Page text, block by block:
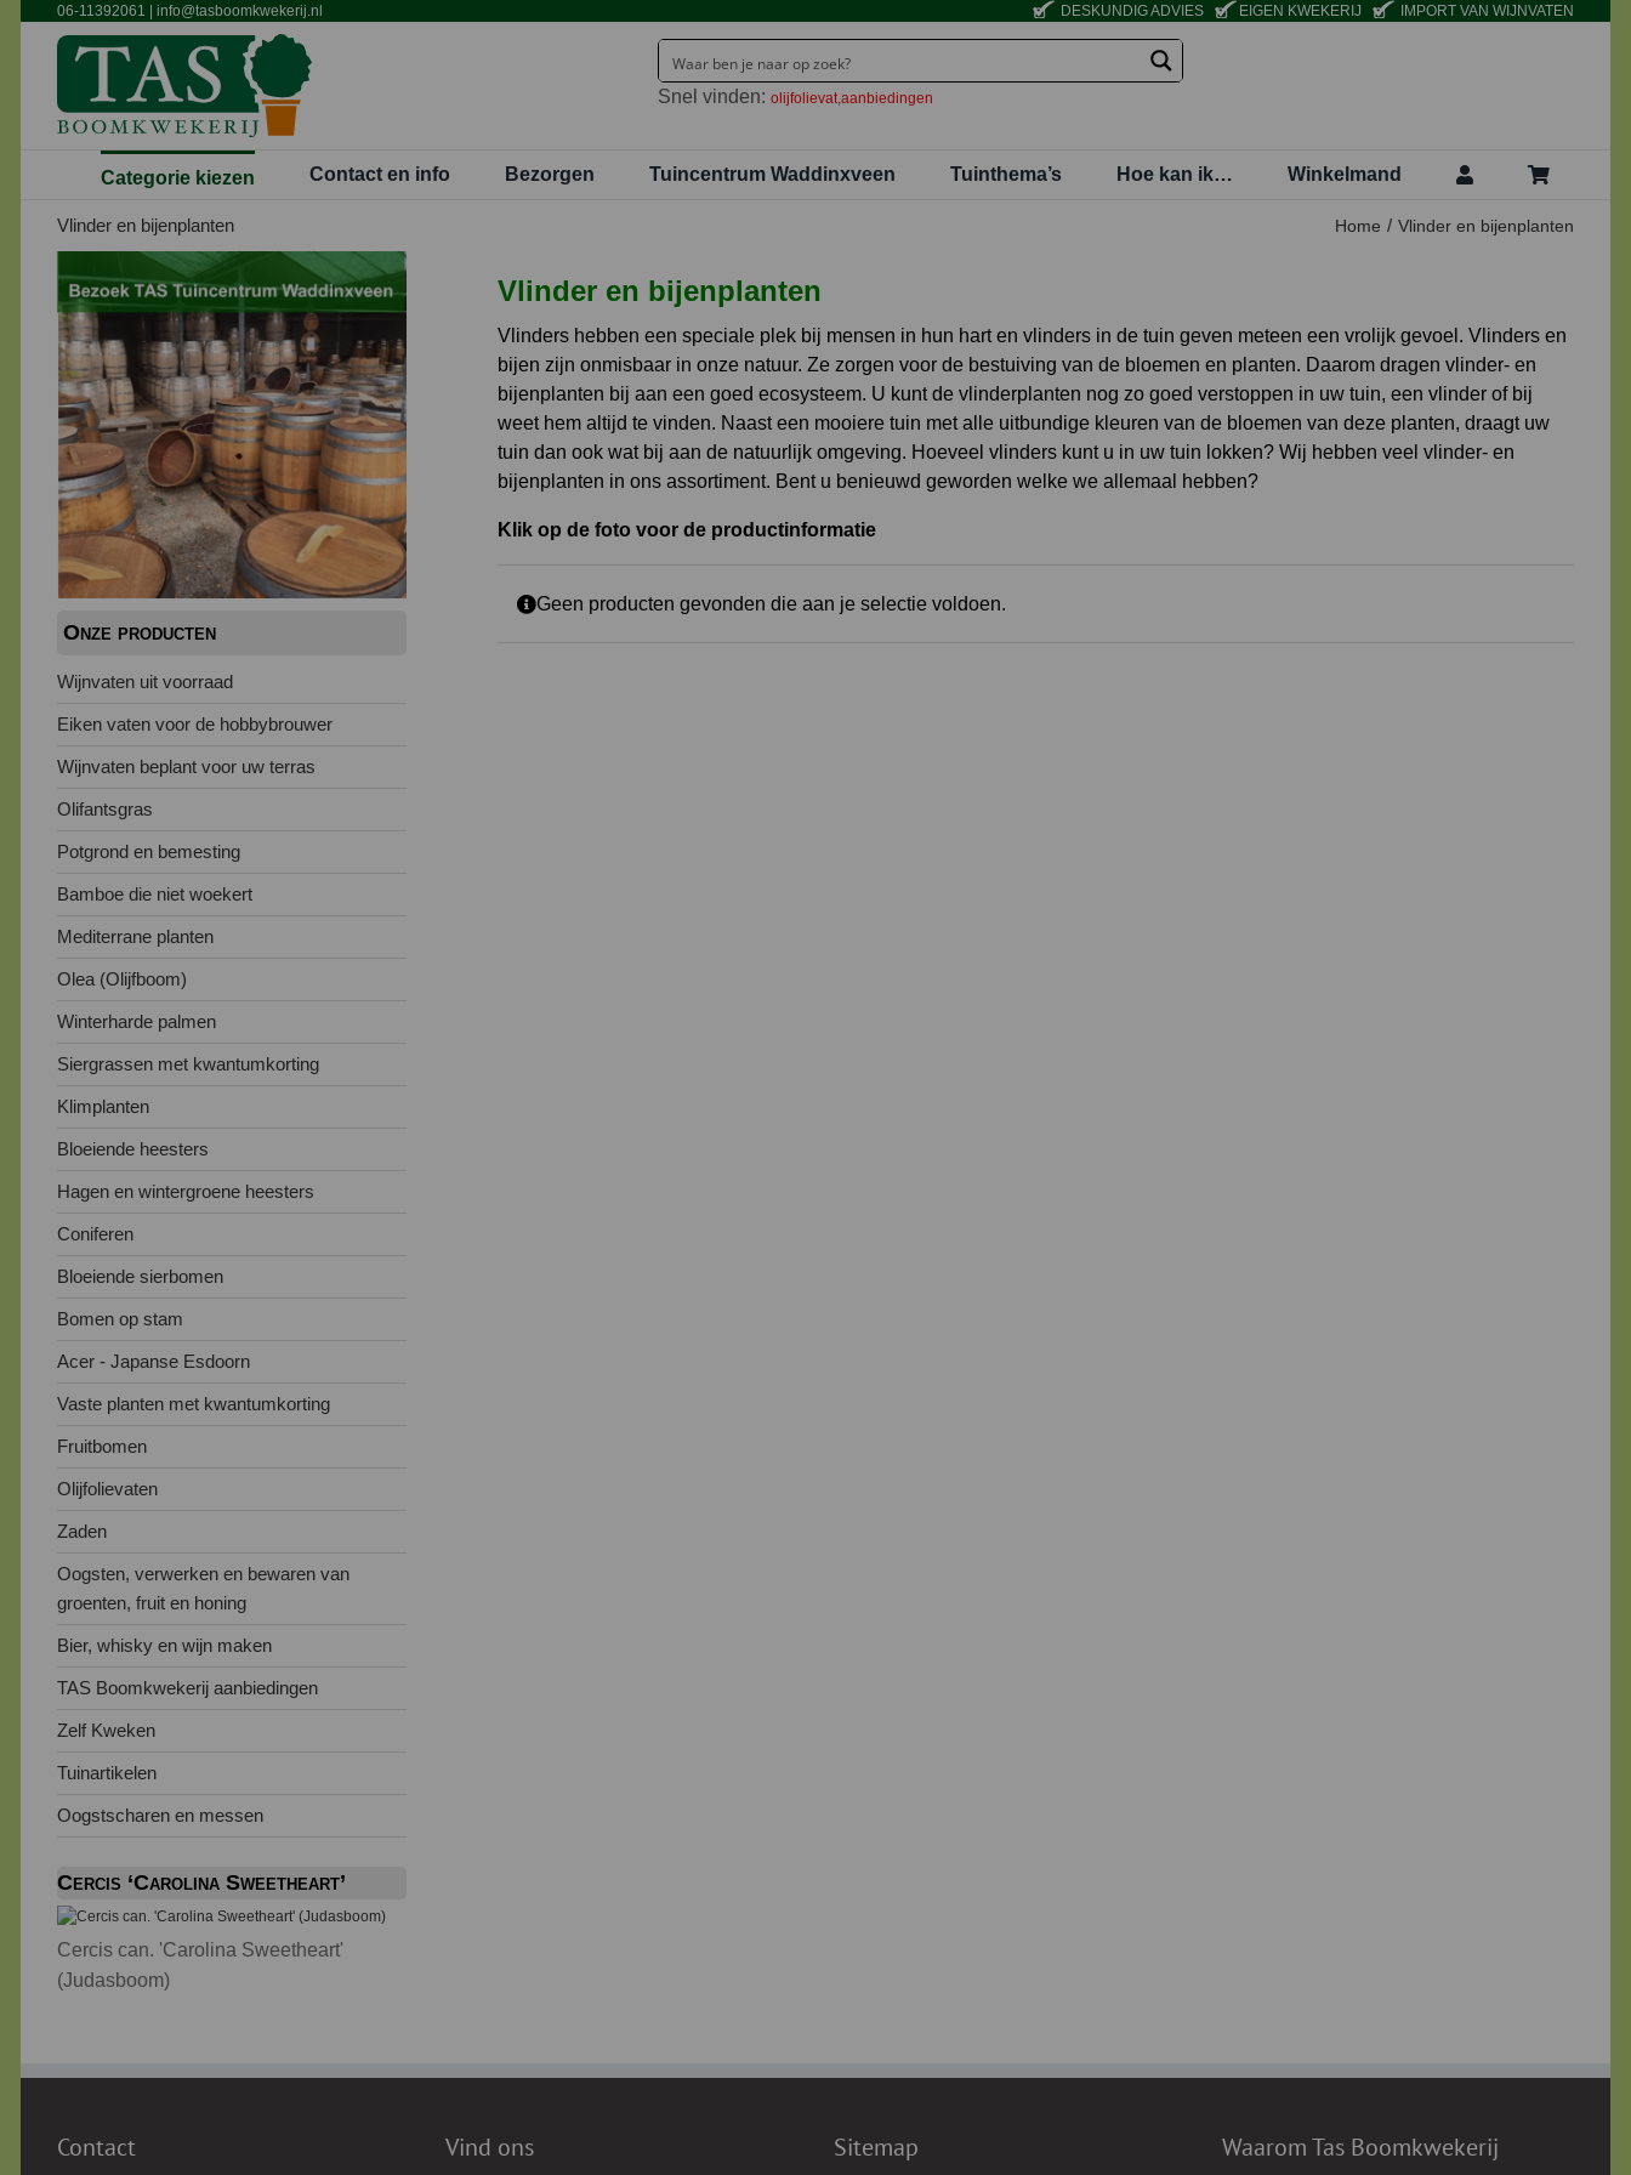
06-11392061 info@tasboomkwekerij.nl DESKUNDIG ADVIES EIGEN KWEKERIJ IMPORT VAN WIJNVATEN
Snel vinden: olijfolievat aanbiedingen
Categorie kiezen Contact en info Bezorgen Tuincentrum Waddinxveen Tuinthema’s Hoe kan ik… Winkelmand
Vlinder en bijenplanten Home Vlinder en bijenplanten
Vlinder en bijenplanten
Vlinders hebben een speciale plek bij mensen in hun hart en vlinders in de tuin geven meteen een vrolijk gevoel. Vlinders en
bijen zijn onmisbaar in onze natuur. Ze zorgen voor de bestuiving van de bloemen en planten. Daarom dragen vlinder- en
bijenplanten bij aan een goed ecosysteem. U kunt de vlinderplanten nog zo goed verstoppen in uw tuin, een vlinder of bij
weet hem altijd te vinden. Naast een mooiere tuin met alle uitbundige kleuren van de bloemen van deze planten, draagt uw
tuin dan ook wat bij aan de natuurlijk omgeving. Hoeveel vlinders kunt u in uw tuin lokken? Wij hebben veel vlinder- en
bijenplanten in ons assortiment. Bent u benieuwd geworden welke we allemaal hebben?
Klik op de foto voor de productinformatie
Geen producten gevonden die aan je selectie voldoen.
Onze producten
Wijnvaten uit voorraad
Eiken vaten voor de hobbybrouwer
Wijnvaten beplant voor uw terras
Olifantsgras
Potgrond en bemesting
Bamboe die niet woekert
Mediterrane planten
Olea (Olijfboom)
Winterharde palmen
Siergrassen met kwantumkorting
Klimplanten
Bloeiende heesters
Hagen en wintergroene heesters
Coniferen
Bloeiende sierbomen
Bomen op stam
Acer - Japanse Esdoorn
Vaste planten met kwantumkorting
Fruitbomen
Olijfolievaten
Zaden
Oogsten, verwerken en bewaren van
groenten, fruit en honing
Bier, whisky en wijn maken
TAS Boomkwekerij aanbiedingen
Zelf Kweken
Tuinartikelen
Oogstscharen en messen
Cercis ‘Carolina Sweetheart’
Cercis can. 'Carolina Sweetheart'
(Judasboom)
Contact Vind ons Sitemap Waarom Tas Boomkwekerij